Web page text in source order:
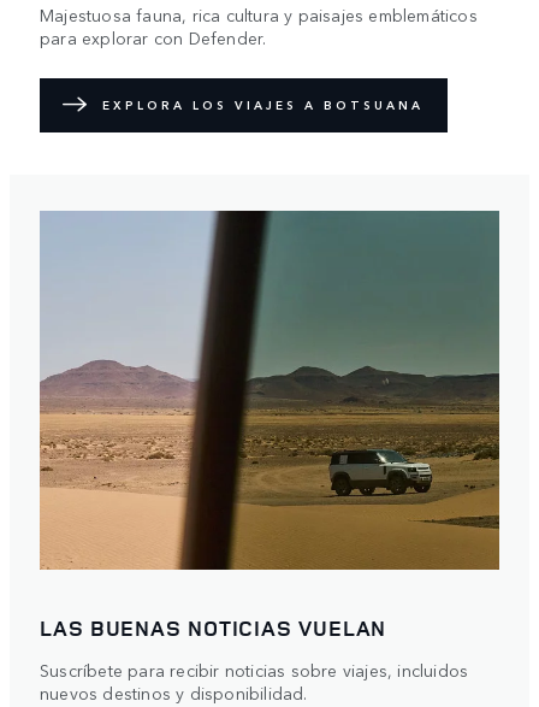
Majestuosa fauna, rica cultura y paisajes emblemáticos
para explorar con Defender.
EXPLORA LOS VIAJES A BOTSUANA
LAS BUENAS NOTICIAS VUELAN
Suscríbete para recibir noticias sobre viajes, incluidos
nuevos destinos y disponibilidad.